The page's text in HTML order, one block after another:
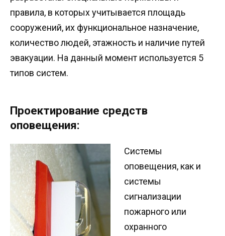
правила, в которых учитывается площадь
сооружений, их функциональное назначение,
количество людей, этажность и наличие путей
эвакуации. На данный момент используется 5
типов систем.
Проектирование средств
оповещения:
Системы
оповещения, как и
системы
сигнализации
пожарного или
охранного